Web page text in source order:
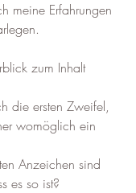
meine Erfahrungen
zum Inhalt
die ersten Zweifel,
womöglich ein
Anzeichen sind
es so ist?